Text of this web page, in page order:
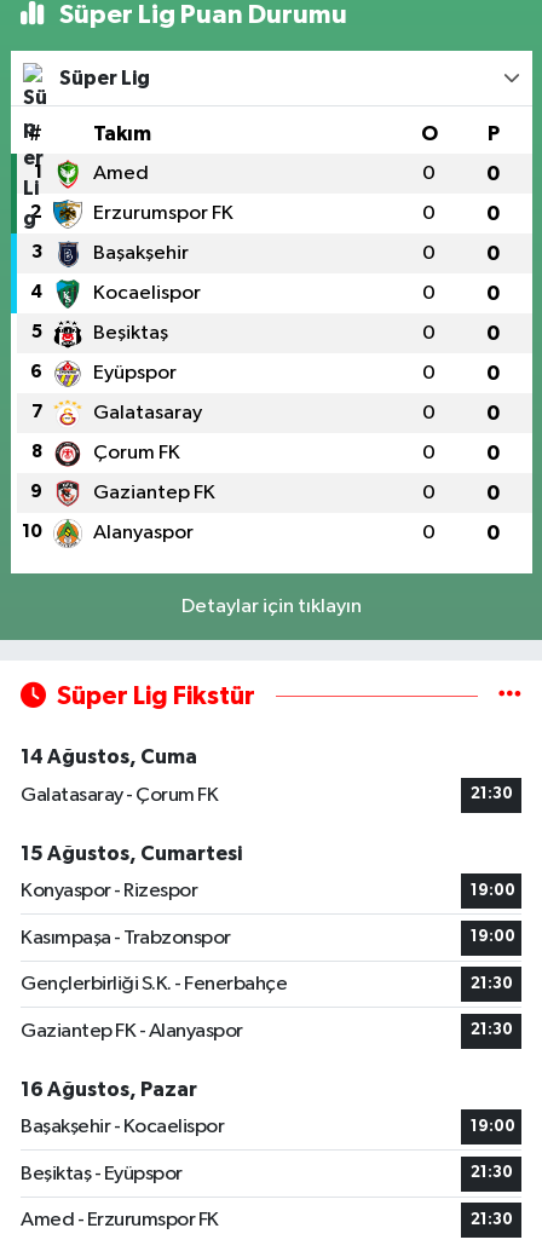
Süper Lig Puan Durumu
Süper Lig
# Takım O P
1 Amed 0 0
2 Erzurumspor FK 0 0
3 Başakşehir 0 0
4 Kocaelispor 0 0
5 Beşiktaş 0 0
6 Eyüpspor 0 0
7 Galatasaray 0 0
8 Çorum FK 0 0
9 Gaziantep FK 0 0
10 Alanyaspor 0 0
Detaylar için tıklayın
Süper Lig Fikstür
14 Ağustos, Cuma
Galatasaray - Çorum FK
21:30
15 Ağustos, Cumartesi
Konyaspor - Rizespor
19:00
Kasımpaşa - Trabzonspor 19:00
Gençlerbirliği S.K. - Fenerbahçe 21:30
Gaziantep FK - Alanyaspor 21:30
16 Ağustos, Pazar
Başakşehir - Kocaelispor
19:00
Beşiktaş - Eyüpspor 21:30
Amed - Erzurumspor FK 21:30